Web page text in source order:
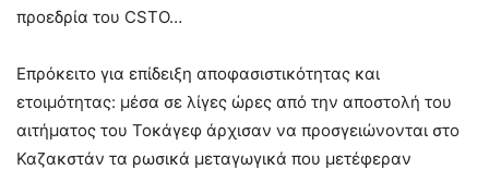
προεδρία του CSTO…
Επρόκειτο για επίδειξη αποφασιστικότητας και
ετοιμότητας: μέσα σε λίγες ώρες από την αποστολή του
αιτήματος του Τοκάγεφ άρχισαν να προσγειώνονται στο
Καζακστάν τα ρωσικά μεταγωγικά που μετέφεραν